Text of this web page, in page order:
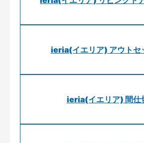
ieria(イエリア) アウトセ
ieria(イエリア) 間仕